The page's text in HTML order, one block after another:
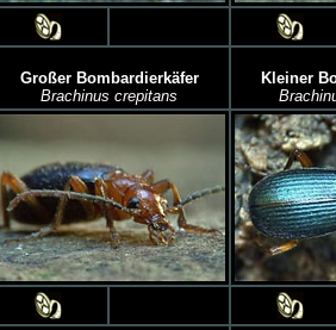
Großer Bombardierkäfer
Brachinus crepitans
Kleiner